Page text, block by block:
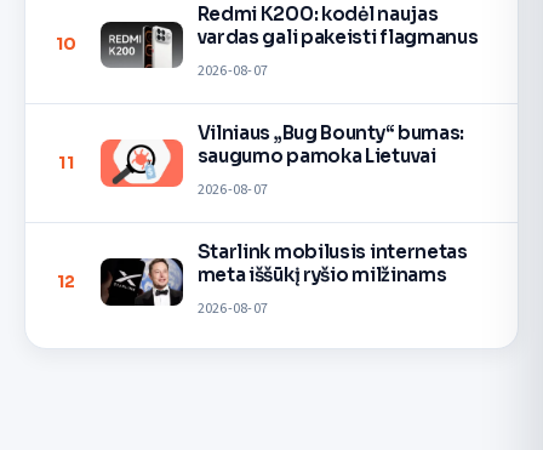
10
Redmi K200: kodėl naujas
vardas gali pakeisti flagmanus
2026-08-07
11
Vilniaus „Bug Bounty“ bumas:
saugumo pamoka Lietuvai
2026-08-07
12
Starlink mobilusis internetas
meta iššūkį ryšio milžinams
2026-08-07